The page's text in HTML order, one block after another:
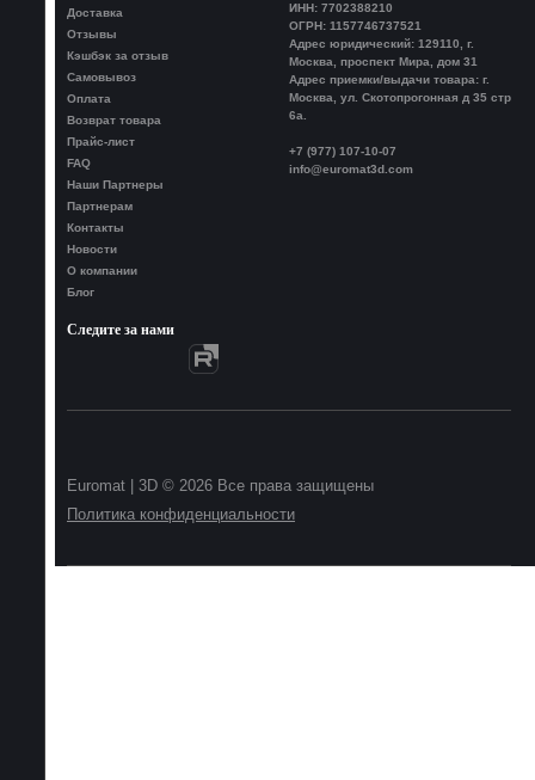
Доставка
Отзывы
Кэшбэк за отзыв
Самовывоз
Оплата
Возврат товара
Прайс-лист
FAQ
Наши Партнеры
Партнерам
Контакты
Новости
О компании
Блог
ИНН: 7702388210
ОГРН: 1157746737521
Адрес юридический: 129110, г.
Москва, проспект Мира, дом 31
Адрес приемки/выдачи товара: г.
Москва, ул. Скотопрогонная д 35 стр
6а.
+7 (977) 107-10-07
info@euromat3d.com
Следите за нами
Euromat | 3D © 2026 Все права защищены
Политика конфиденциальности